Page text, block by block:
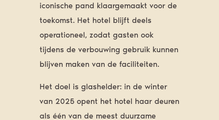
iconische pand klaargemaakt voor de
toekomst. Het hotel blijft deels
operationeel, zodat gasten ook
tijdens de verbouwing gebruik kunnen
blijven maken van de faciliteiten.
Het doel is glashelder: in de winter
van 2025 opent het hotel haar deuren
als één van de meest duurzame